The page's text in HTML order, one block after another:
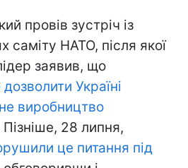
провів зустріч із
саміту НАТО, після якої
заявив, що
Україні
виробництво
28 липня,
це питання під